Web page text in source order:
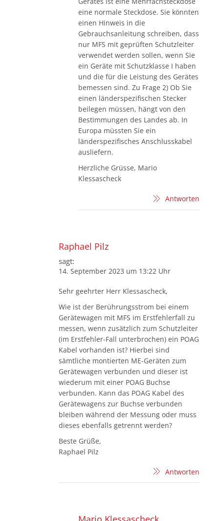
eine normale Steckdose. Sie könnten
einen Hinweis in die
Gebrauchsanleitung schreiben, dass
nur MFS mit geprüften Schutzleiter
verwendet werden sollen, wenn Sie
ein Geräte mit Schutzklasse I haben
und die für die Leistung des Gerätes
bemessen sind. Zu Frage 2) Ob Sie
einen länderspezifischen Stecker
beilegen müssen, hängt von den
Bestimmungen des Landes ab. In
Europa müssten Sie ein
länderspezifisches Anschlusskabel
ausliefern.
Herzliche Grüsse, Mario
Klessascheck
Antworten
Raphael Pilz
sagt:
14. September 2023 um 13:22 Uhr
Sehr geehrter Herr Klessascheck,
Wie ist der Berührungsstrom bei einem
Gerätewagen mit MFS im Erstfehlerfall zu
messen, wenn zusätzlich zum Schutzleiter
(im Erstfehler-Fall unterbrochen) ein POAG
Kabel vorhanden ist? Hierbei sind
sämtliche montierten ME-Geräten zum
Gerätewagen verbunden und dieser ist
wiederum mit einer POAG Buchse
verbunden. Kann das POAG Kabel des
Gerätewagens zur Buchse verbunden
bleiben während der Messung oder muss
dieses ebenfalls getrennt werden?
Beste Grüße,
Raphael Pilz
Antworten